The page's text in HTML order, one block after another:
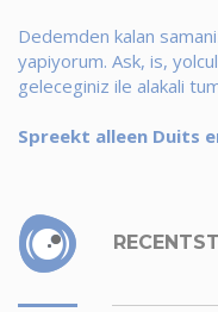
Dedemden kalan
yapiyorum. Ask, is,
geleceginiz ile alakali
Spreekt alleen Duits